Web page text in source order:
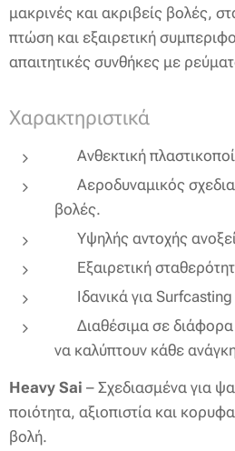
μακρινές και ακριβείς βολές,
πτώση και εξαιρετική
απαιτητικές συνθήκες με
Χαρακτηριστικά
✔ Ανθεκτική
✔ Αεροδυναμικός
βολές.
✔ Υψηλής αντοχής
✔ Εξαιρετική
✔ Ιδανικά για
✔ Διαθέσιμα σε
να καλύπτουν κάθε
Heavy Sai – Σχεδιασμένα για
ποιότητα, αξιοπιστία και
βολή. 🎣